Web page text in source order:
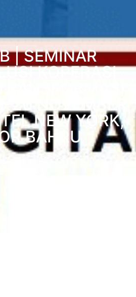
| SEMINAR
KOPERASI
NOVEMBER
NEW YORK,
BAHRU
No Comments